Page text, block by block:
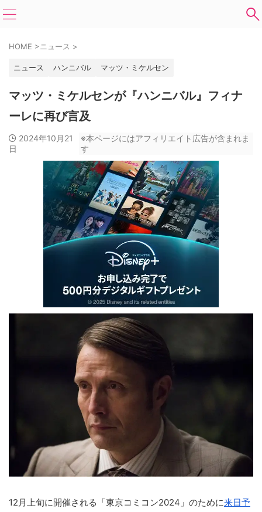
HOME >ニュース >
ニュース ハンニバル マッツ・ミケルセン
マッツ・ミケルセンが『ハンニバル』フィナ
ーレに再び言及
2024年10月21
日
※本ページにはアフィリエイト広告が含まれま
す
12月上旬に開催される「東京コミコン2024」のために来日予